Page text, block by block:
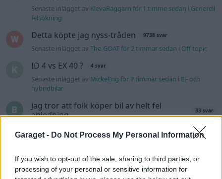
Garaget - Do Not Process My Personal Information
If you wish to opt-out of the sale, sharing to third parties, or
processing of your personal or sensitive information for
Senaste inlägget av KlevaRaggarn för 1 timme sedan i Generell
felsökning
Detta köpte jag nyss-tråden 9738 svar
Senaste inlägget avThe-GOAT för 2 timmar sedan i Off topic
ID 4 vs EX 40 ? 4 svar
Senaste inlägget av MickeEng för 7 timmar sedan i El- och
hybridbilar
Jag tror att folk köper bil av helt fel
anledning.
33 svar
Allmänt
Senaste inlägget avKenthIJ2 för 12 timmar sedaniEl- och
hybridbilar